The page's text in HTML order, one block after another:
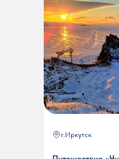
г.Иркутск